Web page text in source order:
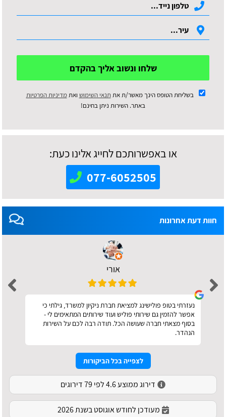
שלחו ונשוב אליך בהקדם
בשליחת הטופס הינך מאשר/ת את תנאי השימוש ואתמדיניות הפרטיות
באתר. השירות ניתן בחינם!
או באפשרותכם לחייג אלינו כעת:
077-6052505
חוות דעת אחרונות
אורי
נעזרתי בטופ פולישינג למציאת חברת ניקיון למשרד, גילתי כי
אפשר להזמין גם שירותי פוליש ועוד שירותים המתאימים לי -
בסוף מצאתי חברה שעושה הכל. תודה רבה לכם על השירות
הנהדר.
לצפייה בכל הביקורות
דירוג ממוצע 4.6 לפי 79 דירוגים
מעודכן לחודש אוגוסט בשנת 2026